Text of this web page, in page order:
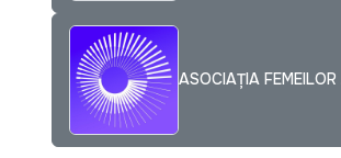
ASOCIAȚIA